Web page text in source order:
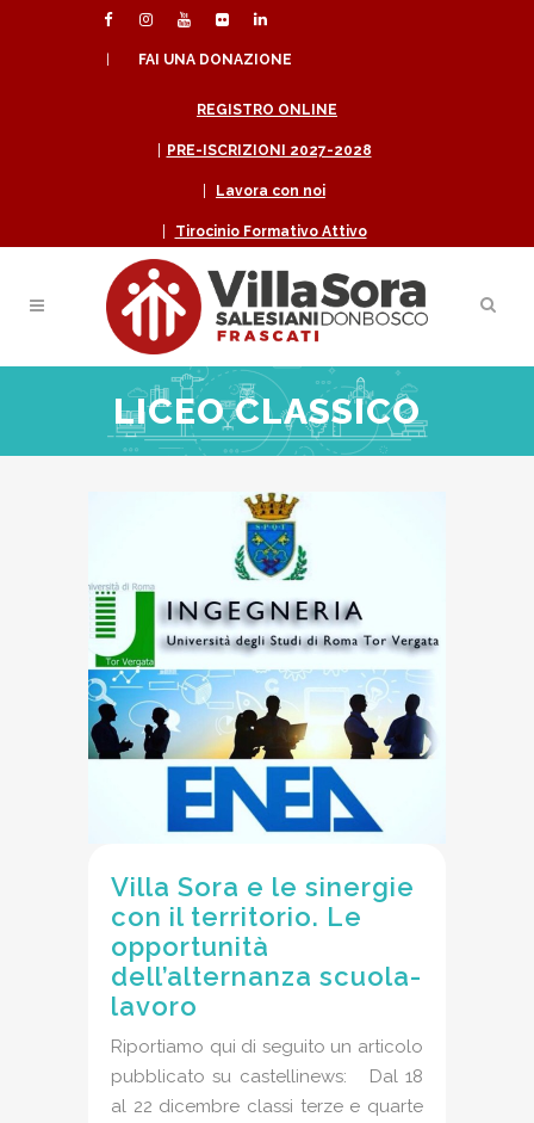
FAI UNA DONAZIONE
REGISTRO ONLINE
PRE-ISCRIZIONI 2027-2028
Lavora con noi
Tirocinio Formativo Attivo
LICEO CLASSICO
Villa Sora e le sinergie
con il territorio. Le
opportunità
dell’alternanza scuola-
lavoro
Riportiamo qui di seguito un articolo
pubblicato su castellinews: Dal 18
al 22 dicembre classi terze e quarte